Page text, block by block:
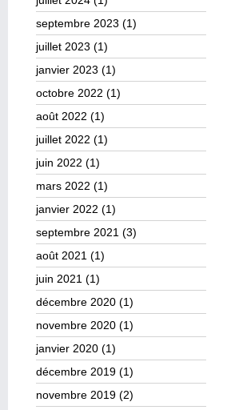
septembre 2023 (1)
juillet 2023 (1)
janvier 2023 (1)
octobre 2022 (1)
août 2022 (1)
juillet 2022 (1)
juin 2022 (1)
mars 2022 (1)
janvier 2022 (1)
septembre 2021 (3)
août 2021 (1)
juin 2021 (1)
décembre 2020 (1)
novembre 2020 (1)
janvier 2020 (1)
décembre 2019 (1)
novembre 2019 (2)